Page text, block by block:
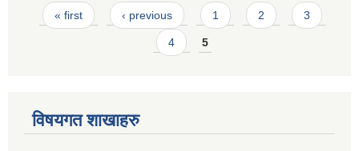
Pages
« first ‹ previous 1 2 3
4 5
विषयगत शाखाहरु